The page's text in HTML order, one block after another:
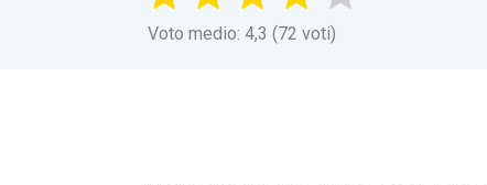
Voto medio: 4,3 (72 voti)